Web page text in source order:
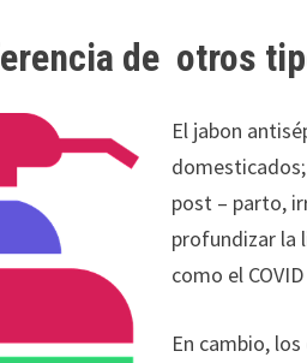
de otros
El jabon
post – parto,
profundizar la
como el
En cambio,